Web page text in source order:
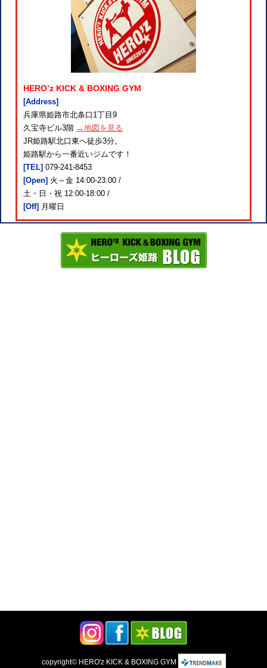
HERO’z KICK & BOXING GYM
[Address]
兵庫県姫路市北条口1丁目9
久宝寺ビル3階 →地図を見る
JR姫路駅北口東へ徒歩3分。
姫路駅から一番近いジムです！
[TEL] 079-241-8453
[Open] 火～金 14:00-23:00 /
土・日・祝 12:00-18:00 /
[Off] 月曜日
copyright© HERO'z KICK & BOXING GYM